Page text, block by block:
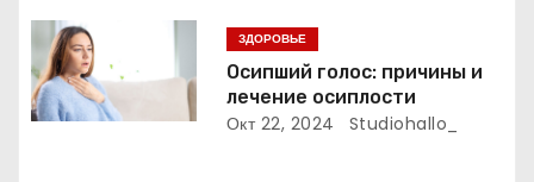
я
м
ЗДОРОВЬЕ
Осипший голос: причины и
лечение осиплости
Окт 22, 2024 Studiohallo_